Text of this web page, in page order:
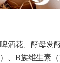
酒花、酵母发
、B族维生素